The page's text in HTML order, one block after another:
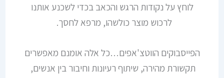
לוחץ על נקודות הרגש והכאב בכדי לשכנע אותנו
לרכוש מוצר כולשהו, מרפא לחסך.
הפייסבוקים הווטצ'אפים…כל אלה אומנם מאפשרים
תקשורת מהירה, שיתוף רעיונות וחיבור בין אנשים,